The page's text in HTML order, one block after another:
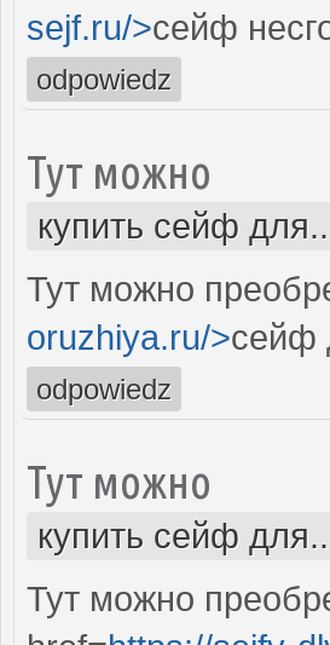
sejf.ru/>сейф
odpowiedz
Тут можно
купить сейф
Тут можно
oruzhiya.ru/>сейф
odpowiedz
Тут можно
купить сейф
Тут можно